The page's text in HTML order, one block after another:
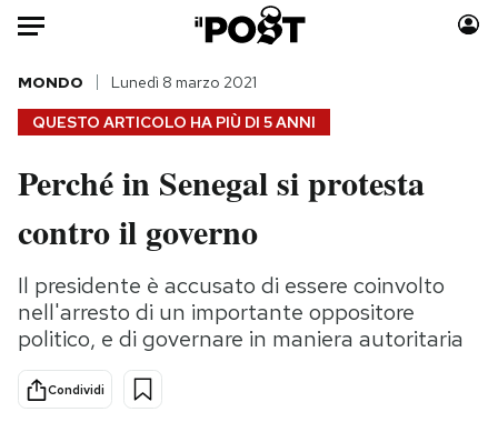
Auto
HOME
Italia
Politica
Tecnologia
Internet
Scienza
Cultura
Economia
Moda
Storie/Idee
Ok Boomer!
Media
QUESTO ARTICOLO HA PIÙ DI 5 ANNI
MONDO Lunedì 8 marzo 2021
Perché in Senegal si protesta
contro il governo
Il presidente è accusato di essere coinvolto
nell'arresto di un importante oppositore
politico, e di governare in maniera autoritaria
Condividi